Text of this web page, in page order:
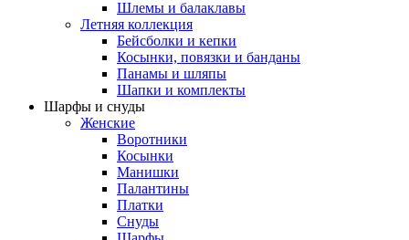
Шлемы и балаклавы
Летняя коллекция
Бейсболки и кепки
Косынки, повязки и банданы
Панамы и шляпы
Шапки и комплекты
Шарфы и снуды
Женские
Воротники
Косынки
Манишки
Палантины
Платки
Снуды